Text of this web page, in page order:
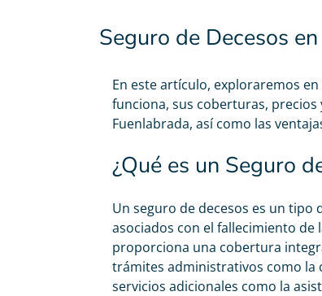
Seguro de Decesos
En este artículo, exploraremos
funciona, sus coberturas,
Fuenlabrada, así como las
¿Qué es un Seguro
Un seguro de decesos es un
asociados con el fallecimiento de
proporciona una cobertura
trámites administrativos como la
servicios adicionales como la